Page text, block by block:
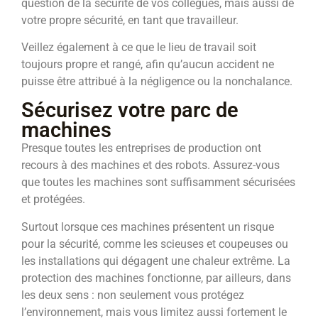
question de la sécurité de vos collègues, mais aussi de
votre propre sécurité, en tant que travailleur.
Veillez également à ce que le lieu de travail soit
toujours propre et rangé, afin qu’aucun accident ne
puisse être attribué à la négligence ou la nonchalance.
Sécurisez votre parc de
machines
Presque toutes les entreprises de production ont
recours à des machines et des robots. Assurez-vous
que toutes les machines sont suffisamment sécurisées
et protégées.
Surtout lorsque ces machines présentent un risque
pour la sécurité, comme les scieuses et coupeuses ou
les installations qui dégagent une chaleur extrême. La
protection des machines fonctionne, par ailleurs, dans
les deux sens : non seulement vous protégez
l’environnement, mais vous limitez aussi fortement le